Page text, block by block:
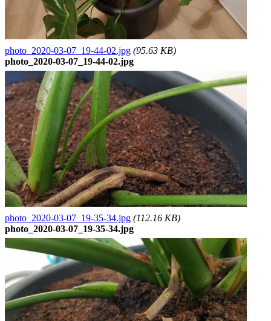
photo_2020-03-07_19-44-02.jpg (95.63 KB)
photo_2020-03-07_19-44-02.jpg
photo_2020-03-07_19-35-34.jpg (112.16 KB)
photo_2020-03-07_19-35-34.jpg